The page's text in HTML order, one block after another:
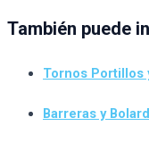
También puede
Tornos Portillos
Barreras y